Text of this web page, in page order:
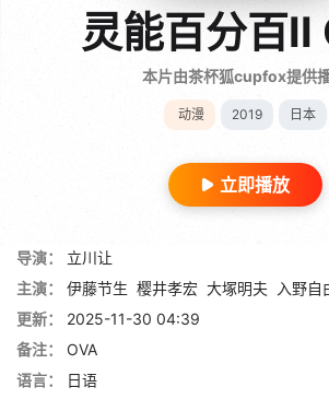
灵能百分百II
本片由茶杯狐cupfox提供
动漫 2019 日本
立即播放
导演：
立川让
主演：
伊藤节生 樱井孝宏 大塚明夫 入野自
更新：
2025-11-30 04:39
备注：
OVA
语言：
日语